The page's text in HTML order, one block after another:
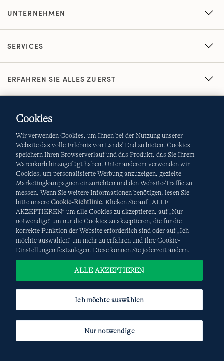
UNTERNEHMEN
SERVICES
ERFAHREN SIE ALLES ZUERST
AGB Datenschutz & Sicherheit
Cookies-Ich möchte auswählen Site Map
Internationale Websites
Diese Website ist durch reCAPTCHA geschützt. Es gelten die
DatenschutzerklärungundNutzungsbedingungen
Google.
Cookies
Wir verwenden Cookies, um Ihnen bei der Nutzung unserer
Website das volle Erlebnis von Lands' End zu bieten. Cookies
speichern Ihren Browserverlauf und das Produkt, das Sie Ihrem
Warenkorb hinzugefügt haben. Unter anderem verwenden wir
Cookies, um personalisierte Werbung anzuzeigen, gezielte
Marketingkampagnen einzurichten und den Website-Traffic zu
messen. Wenn Sie weitere Informationen benötigen, lesen Sie
bitte unsere Cookie-Richtlinie. Klicken Sie auf „ALLE
AKZEPTIEREN“ um alle Cookies zu akzeptieren, auf „Nur
notwendige“ um nur die Cookies zu akzeptieren, die für die
korrekte Funktion der Website erforderlich sind oder auf „Ich
möchte auswählen“ um mehr zu erfahren und Ihre Cookie-
Einstellungen festzulegen. Diese können Sie jederzeit ändern.
Ich möchte auswählen
Nur notwendige
ALLE AKZEPTIEREN